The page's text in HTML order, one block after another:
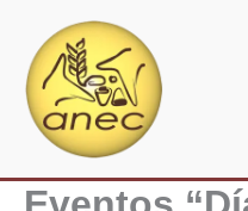
contenido